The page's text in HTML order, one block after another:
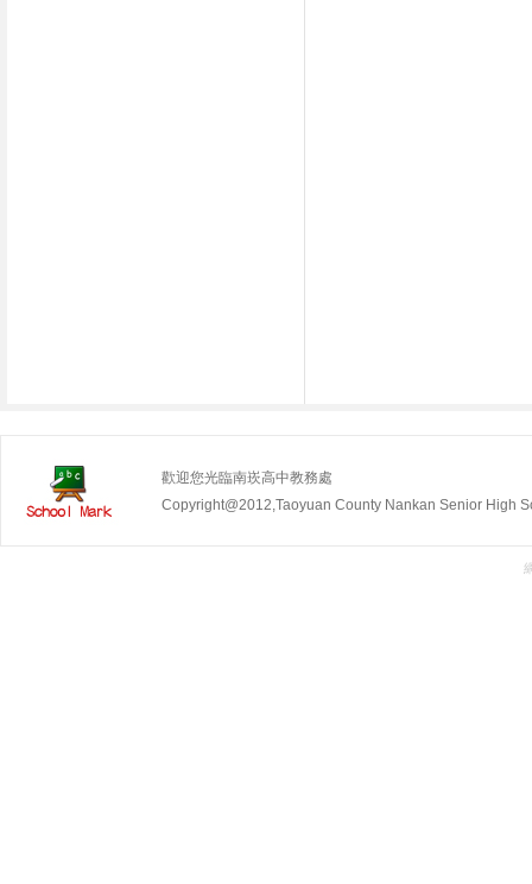
歡迎您光臨南崁高中教務處
Copyright@2012,Taoyuan County Nankan Senior High